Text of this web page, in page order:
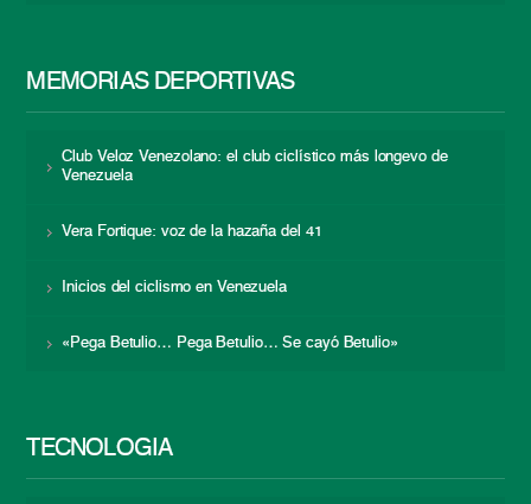
MEMORIAS DEPORTIVAS
Club Veloz Venezolano: el club ciclístico más longevo de
Venezuela
Vera Fortique: voz de la hazaña del 41
Inicios del ciclismo en Venezuela
«Pega Betulio… Pega Betulio… Se cayó Betulio»
TECNOLOGÍA